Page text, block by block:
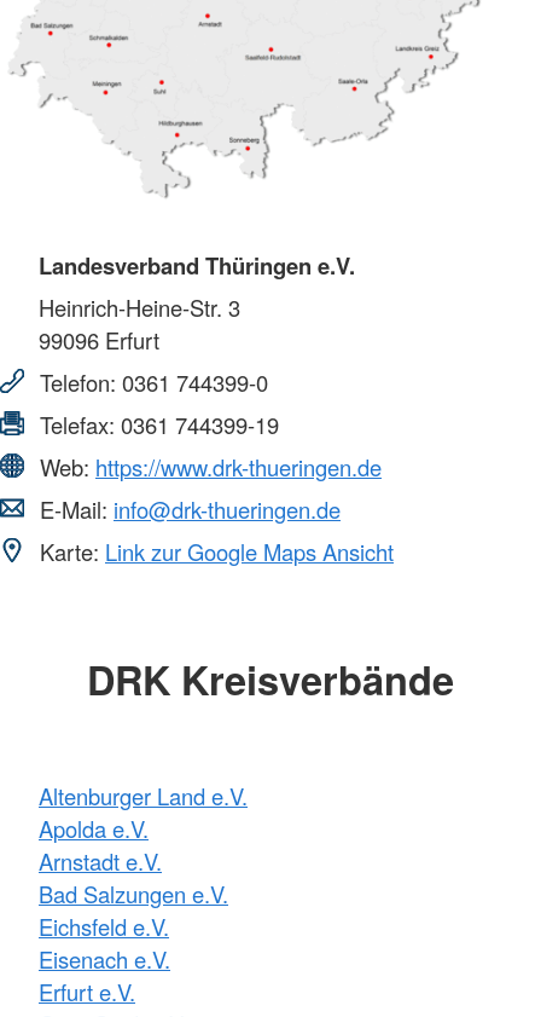
Landesverband Thüringen e.V.
Heinrich-Heine-Str. 3
99096 Erfurt
Telefon: 0361 744399-0
Telefax: 0361 744399-19
Web: https://www.drk-thueringen.de
E-Mail: info@drk-thueringen.de
Karte: Link zur Google Maps Ansicht
DRK Kreisverbände
Altenburger Land e.V.
Apolda e.V.
Arnstadt e.V.
Bad Salzungen e.V.
Eichsfeld e.V.
Eisenach e.V.
Erfurt e.V.